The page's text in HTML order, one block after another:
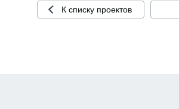
К списку проектов